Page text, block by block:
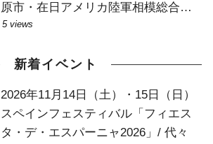
原市・在日アメリカ陸軍相模総合補
給廠（Sagami Depot）
5 views
新着イベント
2026年11月14日（土）・15日（日）
スペインフェスティバル「フィエス
タ・デ・エスパーニャ2026」/ 代々